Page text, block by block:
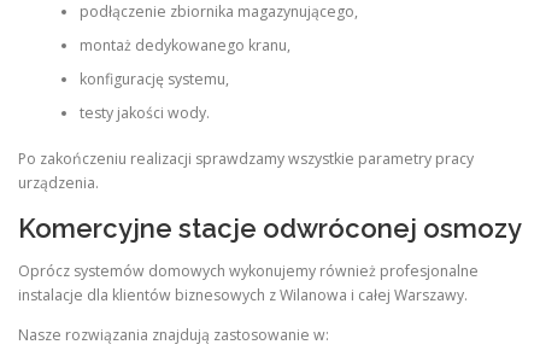
podłączenie zbiornika magazynującego,
montaż dedykowanego kranu,
konfigurację systemu,
testy jakości wody.
Po zakończeniu realizacji sprawdzamy wszystkie parametry pracy
urządzenia.
Komercyjne stacje odwróconej osmozy
Oprócz systemów domowych wykonujemy również profesjonalne
instalacje dla klientów biznesowych z Wilanowa i całej Warszawy.
Nasze rozwiązania znajdują zastosowanie w: